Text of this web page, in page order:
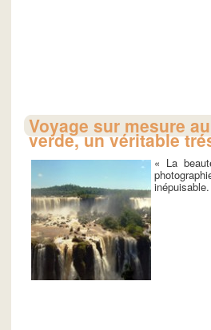
Voyage sur mesure
verde, un véritable
« La